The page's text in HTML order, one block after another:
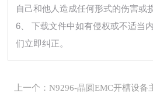
自己和他人造成任何形式的伤害或
6、 下载文件中如有侵权或不适当
们立即纠正。
上一个：N9296-晶圆EMC开槽设备